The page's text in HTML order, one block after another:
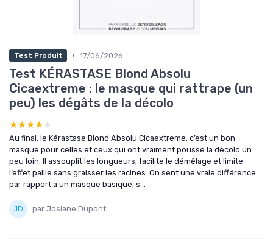
Test Produit • 17/06/2026
Test KÉRASTASE Blond Absolu
Cicaextreme : le masque qui rattrape (un
peu) les dégâts de la décolo
★★★★★
★★★★★
Au final, le Kérastase Blond Absolu Cicaextreme, c’est un bon
masque pour celles et ceux qui ont vraiment poussé la décolo un
peu loin. Il assouplit les longueurs, facilite le démêlage et limite
l’effet paille sans graisser les racines. On sent une vraie différence
par rapport à un masque basique, s...
par Josiane Dupont